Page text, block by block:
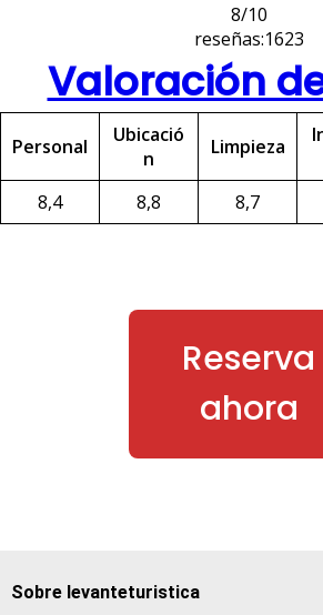
8/10
reseñas:1623
Valoración
Personal
Ubicació
n
Limpieza
8,4
8,8 8,7
Reserva
ahora
Sobre levanteturistica